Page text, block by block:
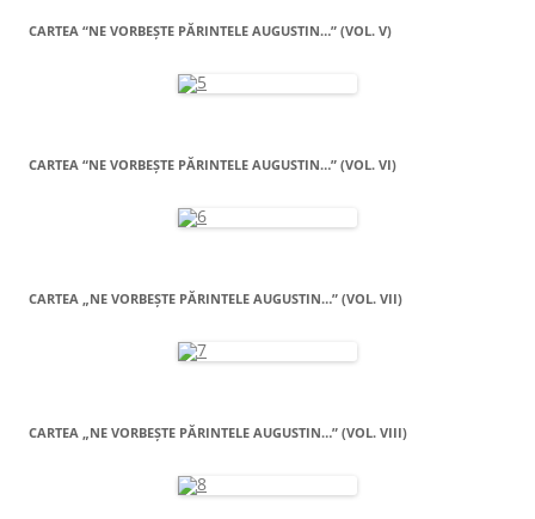
CARTEA “NE VORBEŞTE PĂRINTELE AUGUSTIN…” (VOL. V)
CARTEA “NE VORBEŞTE PĂRINTELE AUGUSTIN…” (VOL. VI)
CARTEA „NE VORBEŞTE PĂRINTELE AUGUSTIN…” (VOL. VII)
CARTEA „NE VORBEŞTE PĂRINTELE AUGUSTIN…” (VOL. VIII)